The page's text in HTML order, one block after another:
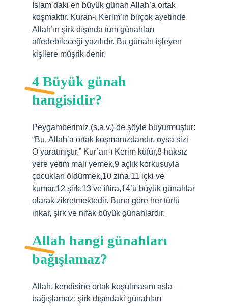
İslam’daki en büyük günah Allah’a ortak
koşmaktır. Kuran-ı Kerim’in birçok ayetinde
Allah’ın şirk dışında tüm günahları
affedebileceği yazılıdır. Bu günahı işleyen
kişilere müşrik denir.
4 Büyük günah
hangisidir?
Peygamberimiz (s.a.v.) de şöyle buyurmuştur:
“Bu, Allah’a ortak koşmanızdandır, oysa sizi
O yaratmıştır.” Kur’an-ı Kerim küfür,8 haksız
yere yetim malı yemek,9 açlık korkusuyla
çocukları öldürmek,10 zina,11 içki ve
kumar,12 şirk,13 ve iftira,14’ü büyük günahlar
olarak zikretmektedir. Buna göre her türlü
inkar, şirk ve nifak büyük günahlardır.
Allah hangi günahları
bağışlamaz?
Allah, kendisine ortak koşulmasını asla
bağışlamaz; şirk dışındaki günahları